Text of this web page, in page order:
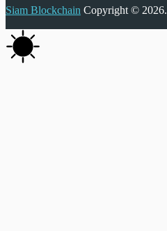
Siam Blockchain Copyright © 2026.